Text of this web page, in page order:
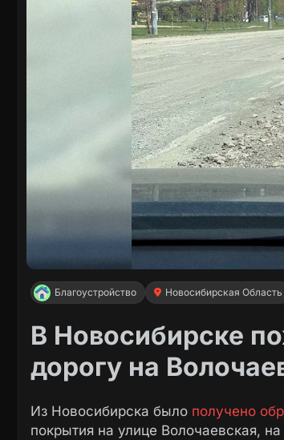
Благоустройство Новосибирская Область
В Новосибирске
дорогу на
Из Новосибирска было получено
покрытия на улице Волочаевская,